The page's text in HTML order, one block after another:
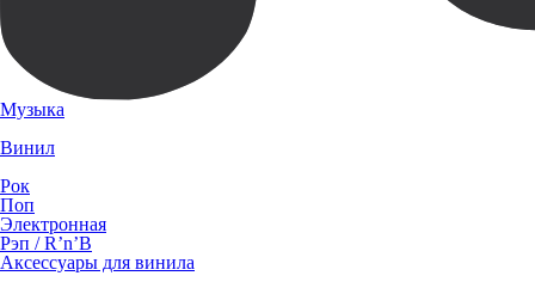
Музыка
Винил
Рок
Поп
Электронная
Рэп / R’n’B
Аксессуары для винила